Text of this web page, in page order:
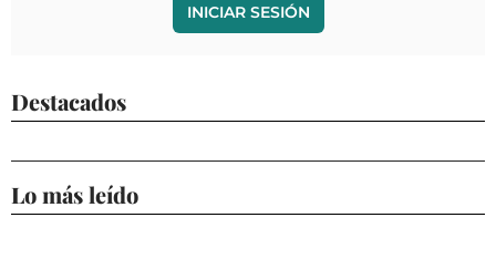
INICIAR SESIÓN
Destacados
Lo más leído